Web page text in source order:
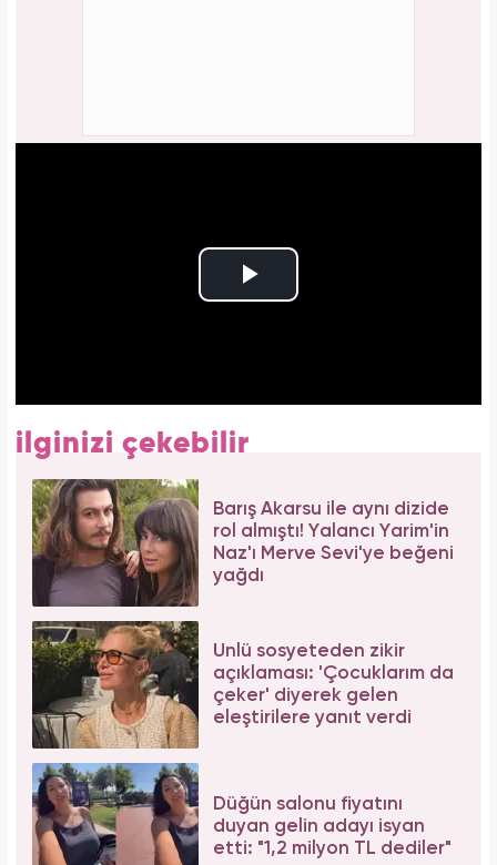
ilginizi çekebilir
Barış Akarsu ile aynı dizide
rol almıştı! Yalancı Yarim'in
Naz'ı Merve Sevi'ye beğeni
yağdı
Ünlü sosyeteden zikir
açıklaması: 'Çocuklarım da
çeker' diyerek gelen
eleştirilere yanıt verdi
Düğün salonu fiyatını
duyan gelin adayı isyan
etti: "1,2 milyon TL dediler"